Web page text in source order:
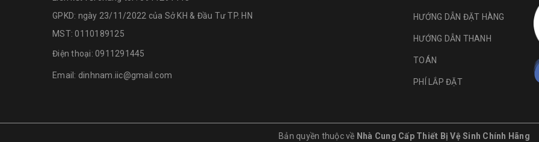
GPKD: ngày 23/11/2022 của Sở KH & Đầu Tư TP. HN
MST: 0110189125
Điện thoại: 0911291445
Email: dinhnam.iic@gmail.com
HƯỚNG DẪN ĐẶT HÀNG
HƯỚNG DẪN THANH
TOÁN
PHÍ LẮP ĐẶT
Bản quyền thuộc về Nhà Cung Cấp Thiết Bị Vệ Sinh Chính Hãng